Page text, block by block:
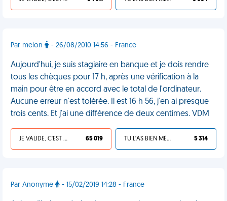
Par melon - 26/08/2010 14:56 - France
Aujourd'hui, je suis stagiaire en banque et je dois rendre
tous les chèques pour 17 h, après une vérification à la
main pour être en accord avec le total de l'ordinateur.
Aucune erreur n'est tolérée. Il est 16 h 56, j'en ai presque
trois cents. Et j'ai une différence de deux centimes. VDM
JE VALIDE, C'EST UNE VDM 65 019 TU L'AS BIEN MÉRITÉ 5 314
Par Anonyme - 15/02/2019 14:28 - France